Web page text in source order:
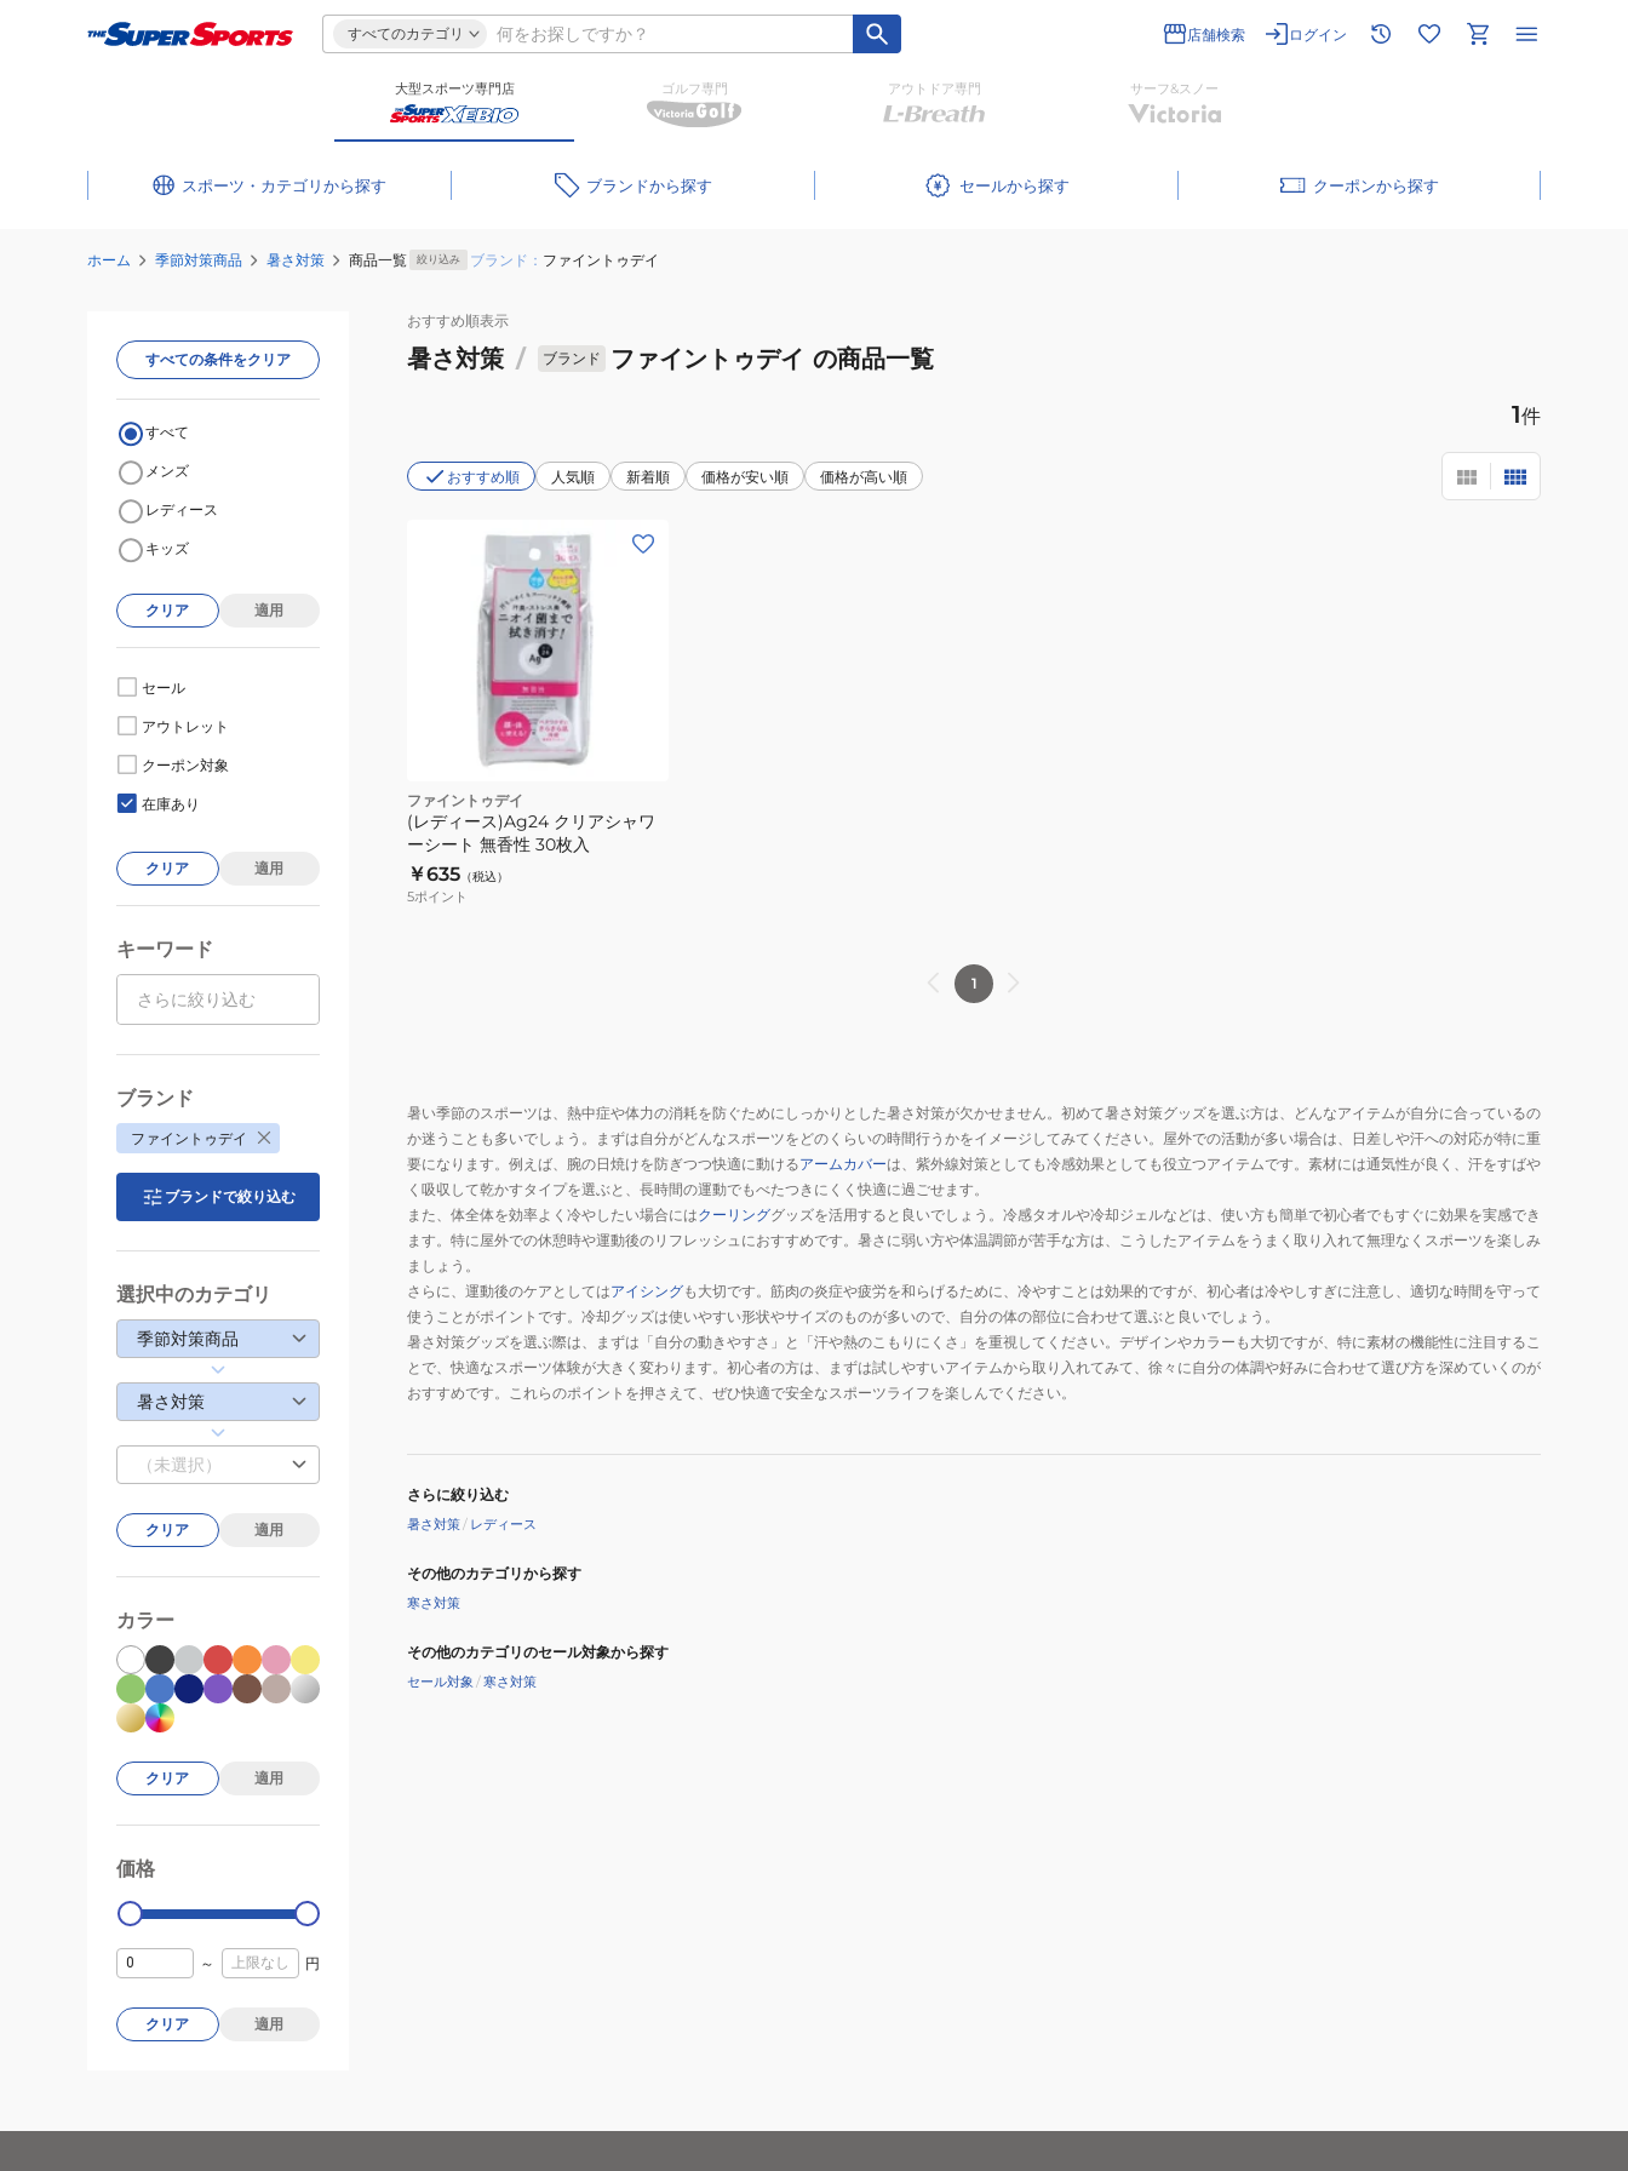
すべてのカテゴリ 店舗検索 ログイン
大型スポーツ専門店 ゴルフ専門 アウトドア専門 サーフ&スノー
スポーツ・カテゴリ ブランド セール クーポン
ホーム 季節対策商品 暑さ対策 商品一覧 絞り込み ブランド： ファイントゥデイ
おすすめ順表示
暑さ対策 / ブランド ファイントゥデイ の商品一覧
1件
おすすめ順 人気順 新着順 価格が安い順 価格が高い順
ファイントゥデイ
(レディース)Ag24 クリアシャワ
ーシート 無香性 30枚入
￥635 （税込）
5ポイント
1
暑い季節のスポーツは、熱中症や体力の消耗を防ぐためにしっかりとした暑さ対策が欠かせません。初めて暑さ対策グッズを選ぶ方は、どんなアイテムが自分に合っているの
か迷うことも多いでしょう。まずは自分がどんなスポーツをどのくらいの時間行うかをイメージしてみてください。屋外での活動が多い場合は、日差しや汗への対応が特に重
要になります。例えば、腕の日焼けを防ぎつつ快適に動けるアームカバーは、紫外線対策としても冷感効果としても役立つアイテムです。素材には通気性が良く、汗をすばや
く吸収して乾かすタイプを選ぶと、長時間の運動でもべたつきにくく快適に過ごせます。
また、体全体を効率よく冷やしたい場合にはクーリンググッズを活用すると良いでしょう。冷感タオルや冷却ジェルなどは、使い方も簡単で初心者でもすぐに効果を実感でき
ます。特に屋外での休憩時や運動後のリフレッシュにおすすめです。暑さに弱い方や体温調節が苦手な方は、こうしたアイテムをうまく取り入れて無理なくスポーツを楽しみ
ましょう。
さらに、運動後のケアとしてはアイシングも大切です。筋肉の炎症や疲労を和らげるために、冷やすことは効果的ですが、初心者は冷やしすぎに注意し、適切な時間を守って
使うことがポイントです。冷却グッズは使いやすい形状やサイズのものが多いので、自分の体の部位に合わせて選ぶと良いでしょう。
暑さ対策グッズを選ぶ際は、まずは「自分の動きやすさ」と「汗や熱のこもりにくさ」を重視してください。デザインやカラーも大切ですが、特に素材の機能性に注目するこ
とで、快適なスポーツ体験が大きく変わります。初心者の方は、まずは試しやすいアイテムから取り入れてみて、徐々に自分の体調や好みに合わせて選び方を深めていくのが
おすすめです。これらのポイントを押さえて、ぜひ快適で安全なスポーツライフを楽しんでください。
さらに絞り込む
暑さ対策/ レディース
その他のカテゴリから探す
寒さ対策
その他のカテゴリのセール対象から探す
セール対象 /寒さ対策
すべての条件をクリア
すべて
メンズ
レディース
キッズ
クリア 適用
セール
アウトレット
クーポン対象
在庫あり
クリア 適用
キーワード
ブランド
ファイントゥデイ
ブランドで絞り込む
選択中のカテゴリ
季節対策商品
暑さ対策
（未選択）
クリア 適用
カラー
クリア 適用
価格
0
～ 円
クリア 適用